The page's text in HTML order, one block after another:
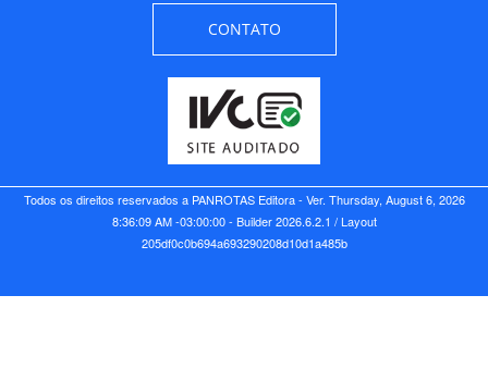
CONTATO
Todos os direitos reservados a PANROTAS Editora - Ver. Thursday, August 6, 2026
8:36:09 AM -03:00:00 - Builder 2026.6.2.1 / Layout
205df0c0b694a693290208d10d1a485b